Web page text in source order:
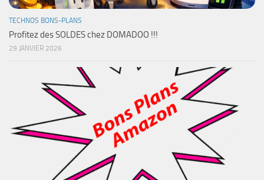
TECHNOS BONS-PLANS
Profitez des SOLDES chez DOMADOO !!!
29 JANVIER 2026